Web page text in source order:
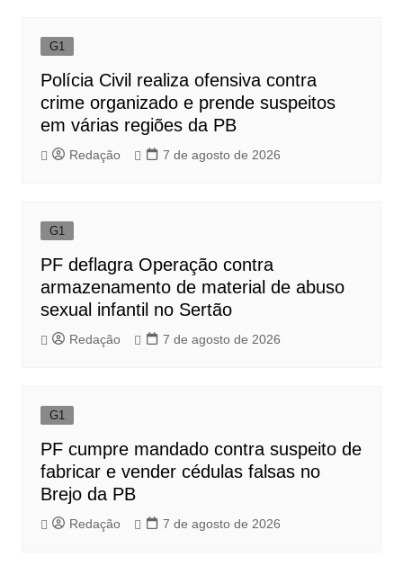
G1
Polícia Civil realiza ofensiva contra
crime organizado e prende suspeitos
em várias regiões da PB
Redação 7 de agosto de 2026
G1
PF deflagra Operação contra
armazenamento de material de abuso
sexual infantil no Sertão
Redação 7 de agosto de 2026
G1
PF cumpre mandado contra suspeito de
fabricar e vender cédulas falsas no
Brejo da PB
Redação 7 de agosto de 2026